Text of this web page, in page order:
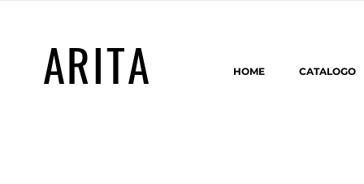
ARITA HOME CATALOGO